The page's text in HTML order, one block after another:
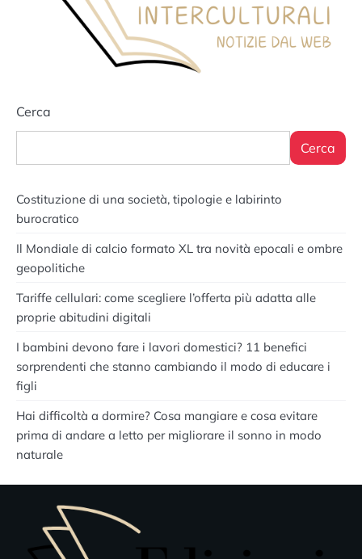
Cerca
Cerca
Costituzione di una società, tipologie e labirinto
burocratico
Il Mondiale di calcio formato XL tra novità epocali e ombre
geopolitiche
Tariffe cellulari: come scegliere l’offerta più adatta alle
proprie abitudini digitali
I bambini devono fare i lavori domestici? 11 benefici
sorprendenti che stanno cambiando il modo di educare i
figli
Hai difficoltà a dormire? Cosa mangiare e cosa evitare
prima di andare a letto per migliorare il sonno in modo
naturale